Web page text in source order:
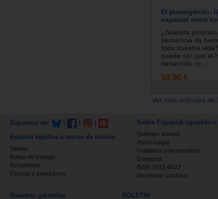
El primogénito.
especial entre
¿Nuestra
secuencia de
toda nuestra
puede ser que el
desarrolla co...
18.90 €
Ver más artículos
Síguenos en:
Enlaces rápidos a temas de interés
Tienda
Bolsa de trabajo
Actualidad
Cursos y congresos
Sobre EspacioLogopédico
Quienes somos
Aviso Legal
Colabora con nosotros
Contacta
ISSN 2013-0627
Gestionar cookies
Nuestras garantías BOLETÍN